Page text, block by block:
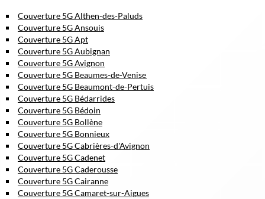
Couverture 5G Althen-des-Paluds
Couverture 5G Ansouis
Couverture 5G Apt
Couverture 5G Aubignan
Couverture 5G Avignon
Couverture 5G Beaumes-de-Venise
Couverture 5G Beaumont-de-Pertuis
Couverture 5G Bédarrides
Couverture 5G Bédoin
Couverture 5G Bollène
Couverture 5G Bonnieux
Couverture 5G Cabrières-d'Avignon
Couverture 5G Cadenet
Couverture 5G Caderousse
Couverture 5G Cairanne
Couverture 5G Camaret-sur-Aigues